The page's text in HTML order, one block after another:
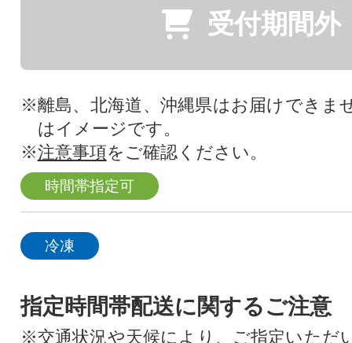
受付期間外
※離島、北海道、沖縄県はお届けできま
はイメージです。
※注意事項をご確認ください。
時間帯指定可
冷凍
指定時間帯配送に関するご注意
※交通状況や天候により、ご指定いただ